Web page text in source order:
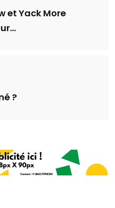
et Yack More
?